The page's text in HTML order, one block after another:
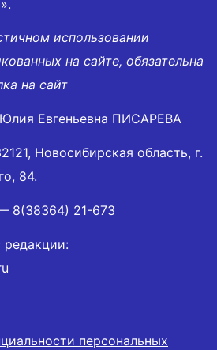
использовании
на сайте, обязательна
на сайт
Евгеньевна ПИСАРЕВА
Новосибирская область, г.
84.
8(38364) 21-673
персональных